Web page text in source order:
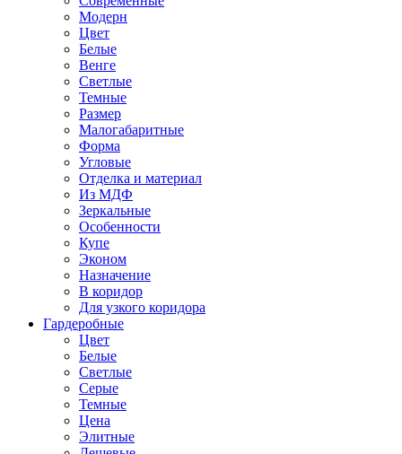
Модерн
Цвет
Белые
Венге
Светлые
Темные
Размер
Малогабаритные
Форма
Угловые
Отделка и материал
Из МДФ
Зеркальные
Особенности
Купе
Эконом
Назначение
В коридор
Для узкого коридора
Гардеробные
Цвет
Белые
Светлые
Серые
Темные
Цена
Элитные